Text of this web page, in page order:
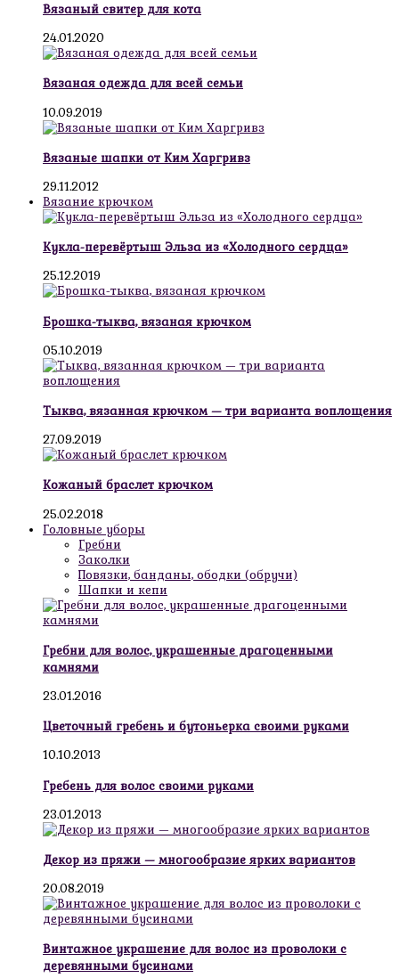
Вязаный свитер для кота
24.01.2020
Вязаная одежда для всей семьи
10.09.2019
Вязаные шапки от Ким Харгривз
29.11.2012
Вязание крючком
Кукла-перевёртыш Эльза из «Холодного сердца»
25.12.2019
Брошка-тыква, вязаная крючком
05.10.2019
Тыква, вязанная крючком — три варианта воплощения
27.09.2019
Кожаный браслет крючком
25.02.2018
Головные уборы
Гребни
Заколки
Повязки, банданы, ободки (обручи)
Шапки и кепи
Гребни для волос, украшенные драгоценными
камнями
23.01.2016
Цветочный гребень и бутоньерка своими руками
10.10.2013
Гребень для волос своими руками
23.01.2013
Декор из пряжи — многообразие ярких вариантов
20.08.2019
Винтажное украшение для волос из проволоки с
деревянными бусинами